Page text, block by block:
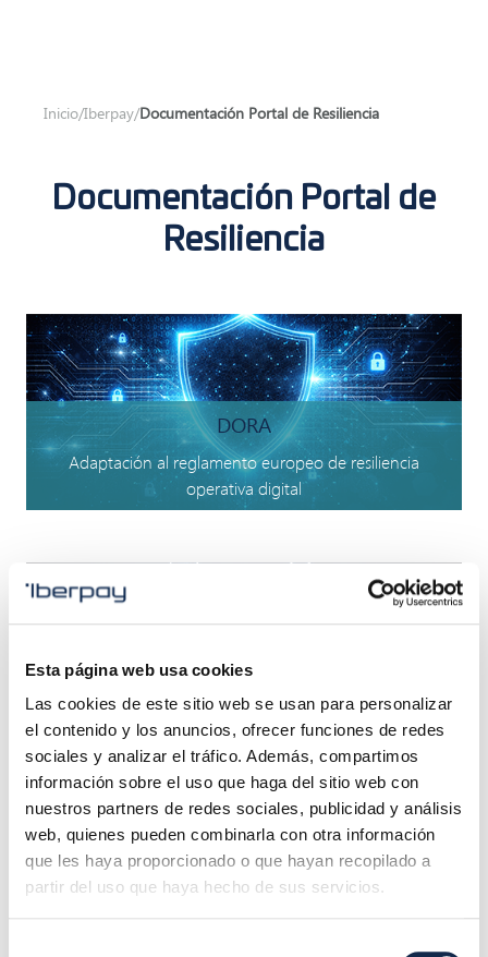
Esta página web usa cookies
Las cookies de este sitio web se usan para personalizar
el contenido y los anuncios, ofrecer funciones de redes
sociales y analizar el tráfico. Además, compartimos
información sobre el uso que haga del sitio web con
nuestros partners de redes sociales, publicidad y análisis
web, quienes pueden combinarla con otra información
que les haya proporcionado o que hayan recopilado a
partir del uso que haya hecho de sus servicios.
Inicio/Iberpay/Documentación Portal de Resiliencia
Documentación Portal de
Resiliencia
DORA
Adaptación al reglamento europeo de resiliencia
operativa digital
Ciberresiliencia y Continuidad de Negocio
Marco integral para garantizar la resiliencia operativa y la
continuidad